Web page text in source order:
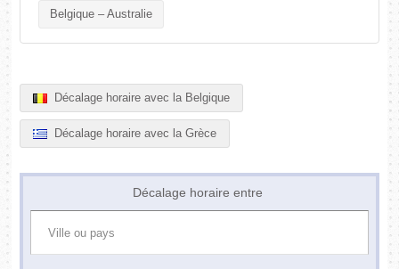
Belgique – Australie
Décalage horaire avec la Belgique
Décalage horaire avec la Grèce
Décalage horaire entre